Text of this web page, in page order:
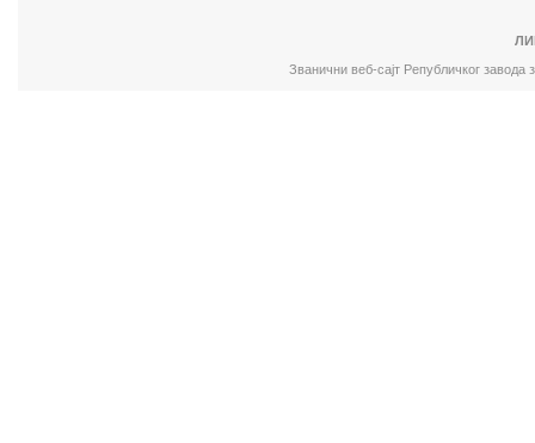
Званични веб-сајт Републичког